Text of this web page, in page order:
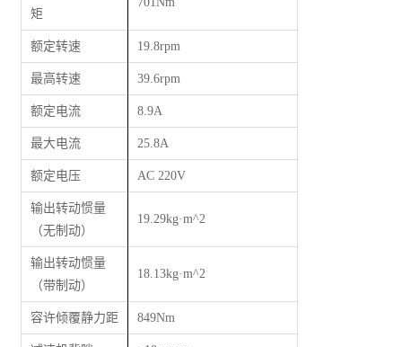
矩
额定转速 19.8rpm
最高转速 39.6rpm
额定电流 8.9A
最大电流 25.8A
额定电压 AC 220V
输出转动惯量
（无制动）
19.29kg·m^2
输出转动惯量
（带制动）
18.13kg·m^2
容许倾覆静力距 849Nm